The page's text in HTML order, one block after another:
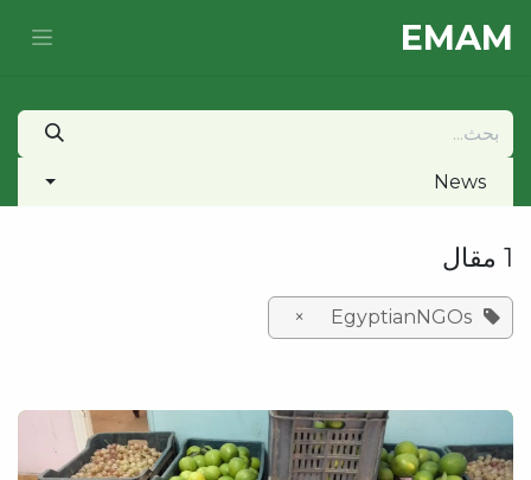
E​MAM
News
1 مقال
EgyptianNGOs
×